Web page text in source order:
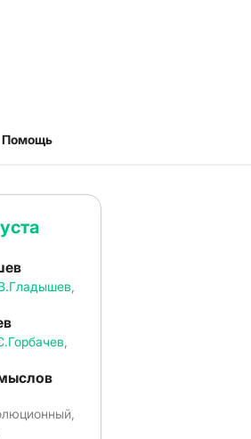
Помощь